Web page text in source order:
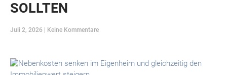
SOLLTEN
Juli 2, 2026 Keine Kommentare